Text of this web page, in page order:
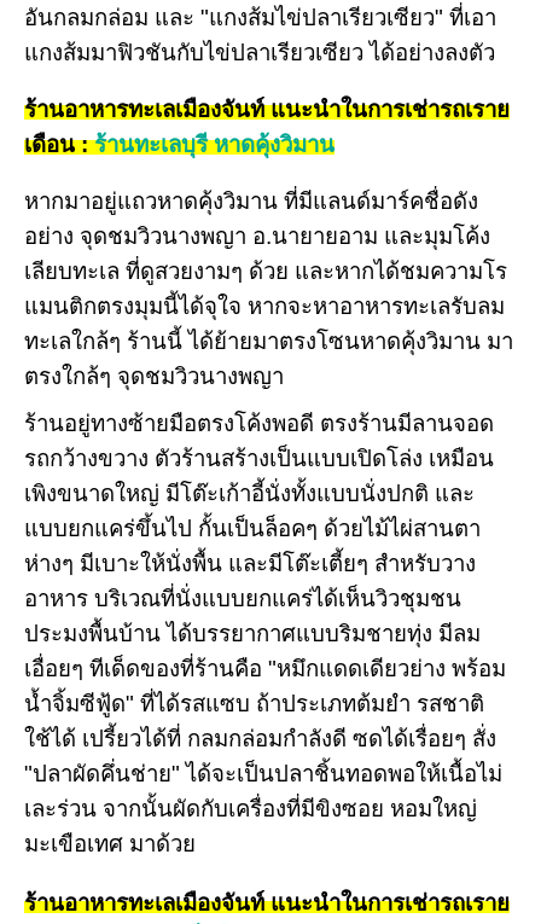
อันกลมกล่อม และ "แกงส้มไข่ปลาเรียวเซียว" ที่เอา
แกงส้มมาฟิวชันกับไข่ปลาเรียวเซียว ได้อย่างลงตัว
ร้านอาหารทะเลเมืองจันท์ แนะนำในการเช่ารถเราย
เดือน :ร้านทะเลบุรี หาดคุ้งวิมาน
หากมาอยู่แถวหาดคุ้งวิมาน ที่มีแลนด์มาร์คชื่อดัง
อย่าง จุดชมวิวนางพญา อ.นายายอาม และมุมโค้ง
เลียบทะเล ที่ดูสวยงามๆ ด้วย และหากได้ชมความโร
แมนติกตรงมุมนี้ได้จุใจ หากจะหาอาหารทะเลรับลม
ทะเลใกล้ๆ ร้านนี้ ได้ย้ายมาตรงโซนหาดคุ้งวิมาน มา
ตรงใกล้ๆ จุดชมวิวนางพญา
ร้านอยู่ทางซ้ายมือตรงโค้งพอดี ตรงร้านมีลานจอด
รถกว้างขวาง ตัวร้านสร้างเป็นแบบเปิดโล่ง เหมือน
เพิงขนาดใหญ่ มีโต๊ะเก้าอี้นั่งทั้งแบบนั่งปกติ และ
แบบยกแคร่ขึ้นไป กั้นเป็นล็อคๆ ด้วยไม้ไผ่สานตา
ห่างๆ มีเบาะให้นั่งพื้น และมีโต๊ะเตี้ยๆ สำหรับวาง
อาหาร บริเวณที่นั่งแบบยกแคร่ได้เห็นวิวชุมชน
ประมงพื้นบ้าน ได้บรรยากาศแบบริมชายทุ่ง มีลม
เอื่อยๆ ทีเด็ดของที่ร้านคือ "หมึกแดดเดียวย่าง พร้อม
น้ำจิ้มซีฟู้ด" ที่ได้รสแซบ ถ้าประเภทต้มยำ รสชาติ
ใช้ได้ เปรี้ยวได้ที่ กลมกล่อมกำลังดี ซดได้เรื่อยๆ สั่ง
"ปลาผัดคึ่นช่าย" ได้จะเป็นปลาชิ้นทอดพอให้เนื้อไม่
เละร่วน จากนั้นผัดกับเครื่องที่มีขิงซอย หอมใหญ่
มะเขือเทศ มาด้วย
ร้านอาหารทะเลเมืองจันท์ แนะนำในการเช่ารถเราย